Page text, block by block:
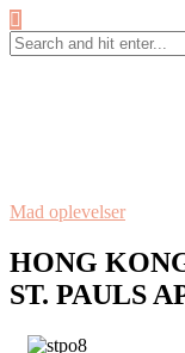
Mad oplevelser
HONG
ST. PAULS